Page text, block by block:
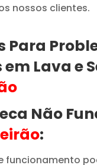
nossos clientes.
Para
Lava e
Não
:
funcionamento